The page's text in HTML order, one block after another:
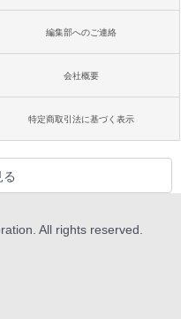
編集部へのご連絡
会社概要
特定商取引法に基づく表示
る
All rights reserved.